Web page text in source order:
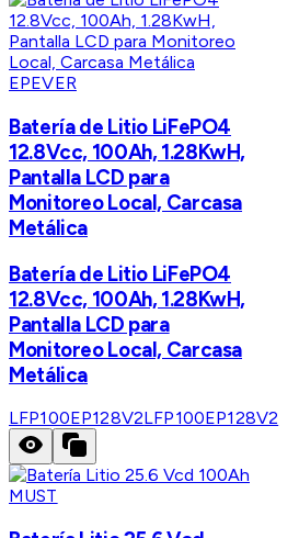
EPEVER
Batería de Litio LiFePO4
12.8Vcc, 100Ah, 1.28KwH,
Pantalla LCD para
Monitoreo Local, Carcasa
Metálica
Batería de Litio LiFePO4
12.8Vcc, 100Ah, 1.28KwH,
Pantalla LCD para
Monitoreo Local, Carcasa
Metálica
LFP100EP128V2LFP100EP128V2
MUST